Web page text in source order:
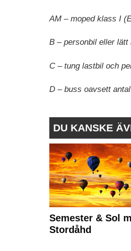
AM – moped klass I
B – personbil eller
C – tung lastbil och
D – buss oavsett
DU KANSKE
Semester & Sol
Stordåhd